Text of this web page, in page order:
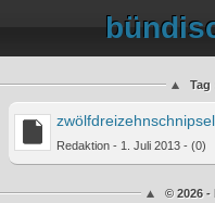
Tag
Redaktion - 1. Juli 2013 - (0)
© 2026